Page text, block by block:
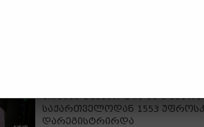
მიმდინარე წლის მანძილზე
თიბისი ტექსკოლის მე-5
საქართველოდან 1553
დარეგისტრირდა